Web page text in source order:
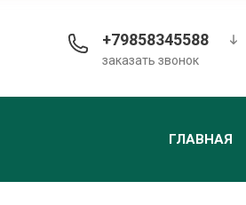
+79858345588
заказать звонок
ГЛАВНАЯ